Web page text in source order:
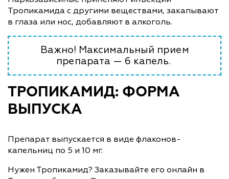
Тропикамида с другими веществами, закапывают
в глаза или нос, добавляют в алкоголь.
Важно! Максимальный прием
препарата — 6 капель.
ТРОПИКАМИД: ФОРМА
ВЫПУСКА
Препарат выпускается в виде флаконов-
капельниц по 5 и 10 мг.
Нужен Тропикамид? Заказывайте его онлайн в